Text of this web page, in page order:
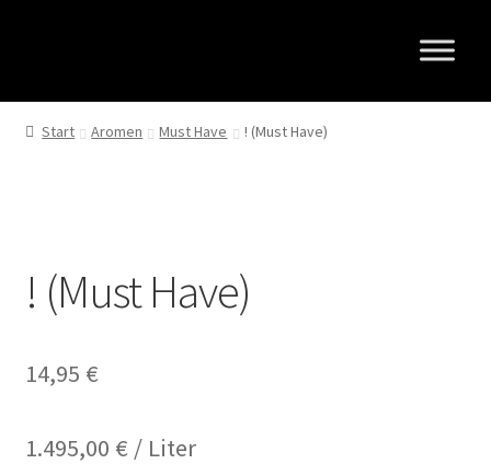
Start Aromen Must Have ! (Must Have)
! (Must Have)
14,95 €
1.495,00 € / Liter